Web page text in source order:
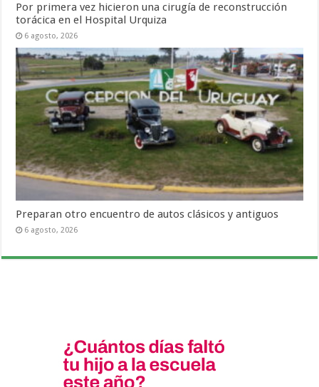
Por primera vez hicieron una cirugía de reconstrucción
torácica en el Hospital Urquiza
6 agosto, 2026
Preparan otro encuentro de autos clásicos y antiguos
6 agosto, 2026